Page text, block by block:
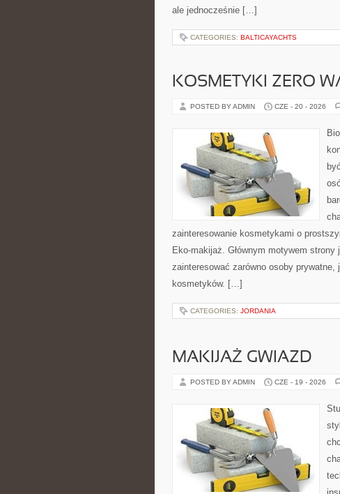
ale jednocześnie […]
CATEGORIES: BALTICAYACHTS
KOSMETYKI ZERO
POSTED BY ADMIN CZE - 20 - 2026
zainteresowanie kosmetykami o
Eko-makijaż. Głównym motywem
zainteresować zarówno osoby
kosmetyków. […]
CATEGORIES: JORDANIA
MAKIJAŻ GWIAZD
POSTED BY ADMIN CZE - 19 - 2026